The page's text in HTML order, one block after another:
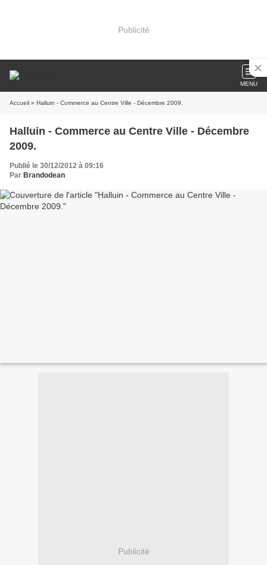
Publicité
MENU
Accueil » Halluin - Commerce au Centre Ville - Décembre 2009.
Halluin - Commerce au Centre Ville - Décembre
2009.
Publié le 30/12/2012 à 09:16
Par Brandodean
Publicité